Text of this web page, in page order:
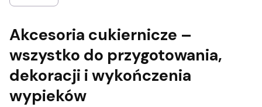
Akcesoria cukiernicze –
wszystko do przygotowania,
dekoracji i wykończenia
wypieków